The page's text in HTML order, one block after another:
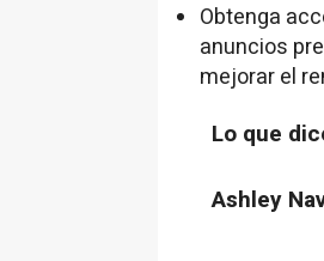
Obtenga
anuncios
mejorar el
Lo que
Ashley